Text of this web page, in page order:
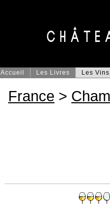
Accueil Les Livres Les Vins
France >